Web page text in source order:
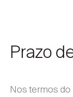
Prazo
Nos termos do